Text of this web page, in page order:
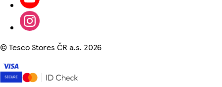
©Tesco Stores ČR a.s. 2026